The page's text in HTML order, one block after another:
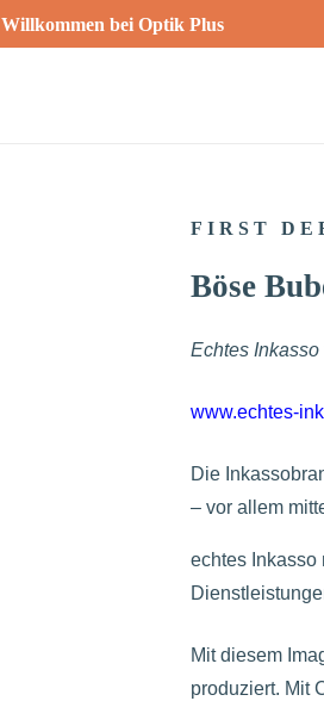
Willkommen bei Optik Plus
FIRST
Böse
Echtes
www.echtes-
Die
– vor allem
echtes Inkasso
Mit diesem
produziert. Mit